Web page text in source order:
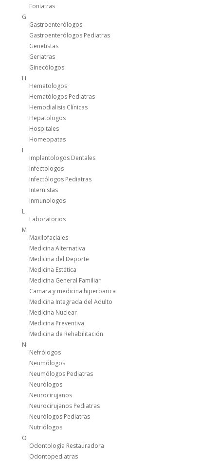
Foniatras
G
Gastroenterólogos
Gastroenterólogos Pediatras
Genetistas
Geriatras
Ginecólogos
H
Hematologos
Hematólogos Pediatras
Hemodialisis Clínicas
Hepatologos
Hospitales
Homeopatas
I
Implantologos Dentales
Infectologos
Infectólogos Pediatras
Internistas
Inmunologos
L
Laboratorios
M
Maxilofaciales
Medicina Alternativa
Medicina del Deporte
Medicina Estética
Medicina General Familiar
Camara y medicina hiperbarica
Medicina Integrada del Adulto
Medicina Nuclear
Medicina Preventiva
Medicina de Rehabilitación
N
Nefrólogos
Neumólogos
Neumólogos Pediatras
Neurólogos
Neurocirujanos
Neurocirujanos Pediatras
Neurólogos Pediatras
Nutriólogos
O
Odontología Restauradora
Odontopediatras